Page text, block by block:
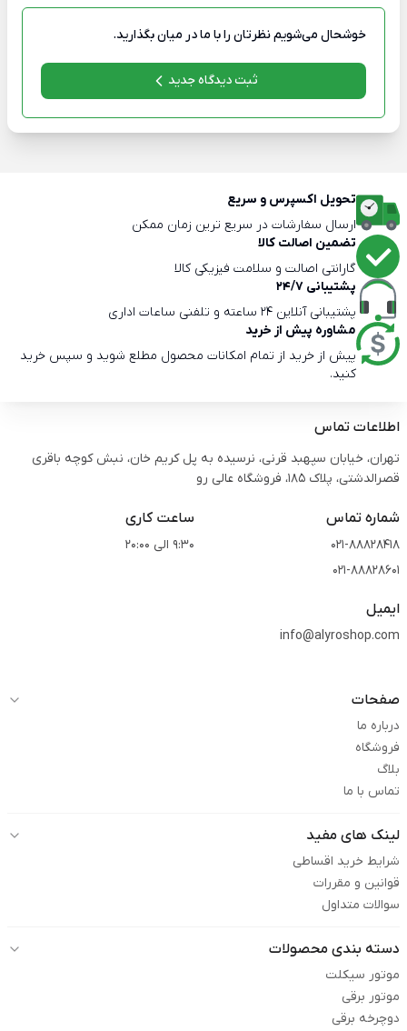
خوشحال می‌شویم نظرتان را با ما در میان بگذارید.
ثبت دیدگاه جدید
تحویل اکسپرس و سریع
ارسال سفارشات در سریع ترین زمان ممکن
تضمین اصالت کالا
گارانتی اصالت و سلامت فیزیکی کالا
پشتیبانی 24/7
پشتیبانی آنلاین 24 ساعته و تلفنی ساعات اداری
مشاوره پیش از خرید
پیش از خرید از تمام امکانات محصول مطلع شوید و سپس خرید
کنید.
اطلاعات تماس
تهران، خیابان سپهبد قرنی، نرسیده به پل کریم خان، نبش کوچه باقری
قصرالدشتی،‌ پلاک 185، فروشگاه عالی رو
شماره تماس
021-88828418
021-88828601
ساعت کاری
9:30 الی 20:00
ایمیل
info@alyroshop.com
صفحات
درباره ما
فروشگاه
بلاگ
تماس با ما
لینک های مفید
شرایط خرید اقساطی
قوانین و مقررات
سوالات متداول
دسته بندی محصولات
موتور سیکلت
موتور برقی
دوچرخه برقی